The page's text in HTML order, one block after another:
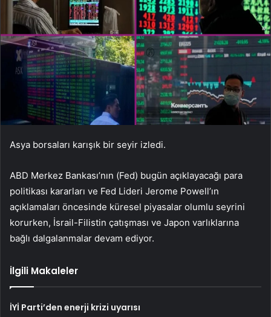
Asya borsaları karışık bir seyir izledi.
ABD Merkez Bankası’nın (Fed) bugün açıklayacağı para
politikası kararları ve Fed Lideri Jerome Powell’ın
açıklamaları öncesinde küresel piyasalar olumlu seyrini
korurken, İsrail-Filistin çatışması ve Japon varlıklarına
bağlı dalgalanmalar devam ediyor.
İlgili Makaleler
İYİ Parti’den enerji krizi uyarısı